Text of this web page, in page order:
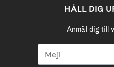
HÅLL DIG
Anmäl dig till